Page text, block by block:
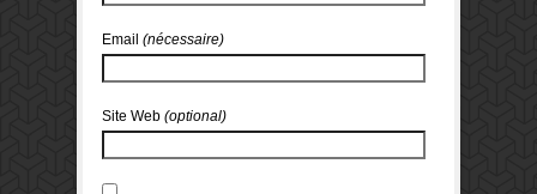
Email (nécessaire)
Site Web (optional)